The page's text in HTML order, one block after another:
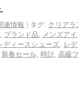
連情報 | タグ: クリア
ブランド品
メンズア
ディースシューズ
レ
新春セール, 時計, 高級